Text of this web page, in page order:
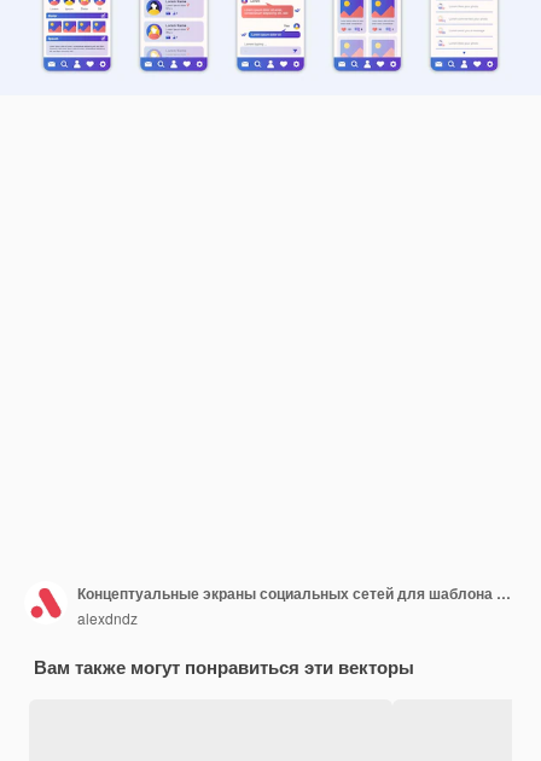
Концептуальные экраны социальных сетей для шаблона мобильного приложения UI UX GUI комплект пользовательского интерфейса
alexdndz
Вам также могут понравиться эти векторы